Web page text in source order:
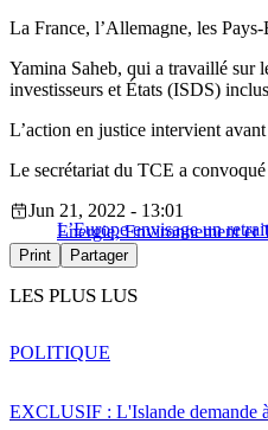
La France, l’Allemagne, les
Yamina Saheb, qui a travaillé sur
investisseurs et États (ISDS)
L’action en justice intervient
Le secrétariat du TCE a
L’Europe envisage un
Jun 21, 2022 - 13:01
Energie, Environnement et
Print Partager
LES PLUS LUS
EXCLUSIF : L'Islande demande
POLITIQUE